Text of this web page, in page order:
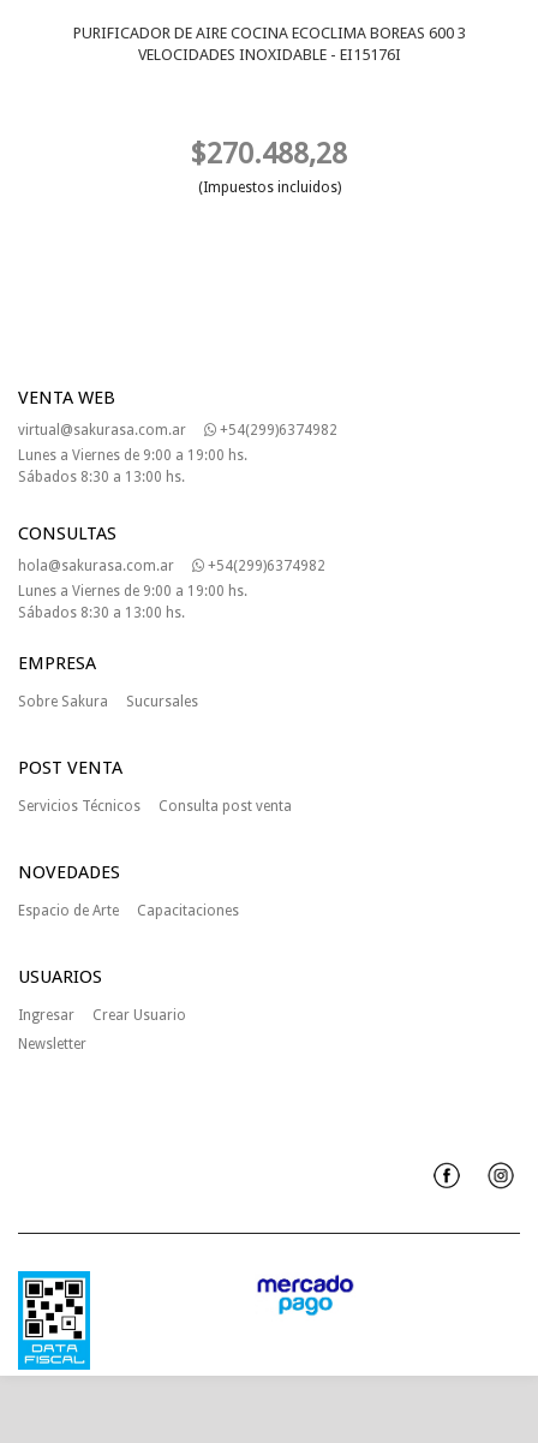
PURIFICADOR DE AIRE COCINA ECOCLIMA BOREAS 600 3
VELOCIDADES INOXIDABLE - EI15176I
$270.488,28
(Impuestos incluidos)
VENTA WEB
virtual@sakurasa.com.ar
+54(299)6374982
Lunes a Viernes de 9:00 a 19:00 hs.
Sábados 8:30 a 13:00 hs.
CONSULTAS
hola@sakurasa.com.ar
+54(299)6374982
Lunes a Viernes de 9:00 a 19:00 hs.
Sábados 8:30 a 13:00 hs.
EMPRESA
Sobre Sakura Sucursales
POST VENTA
Servicios Técnicos Consulta post venta
NOVEDADES
Espacio de Arte Capacitaciones
USUARIOS
Ingresar
Crear Usuario
Newsletter